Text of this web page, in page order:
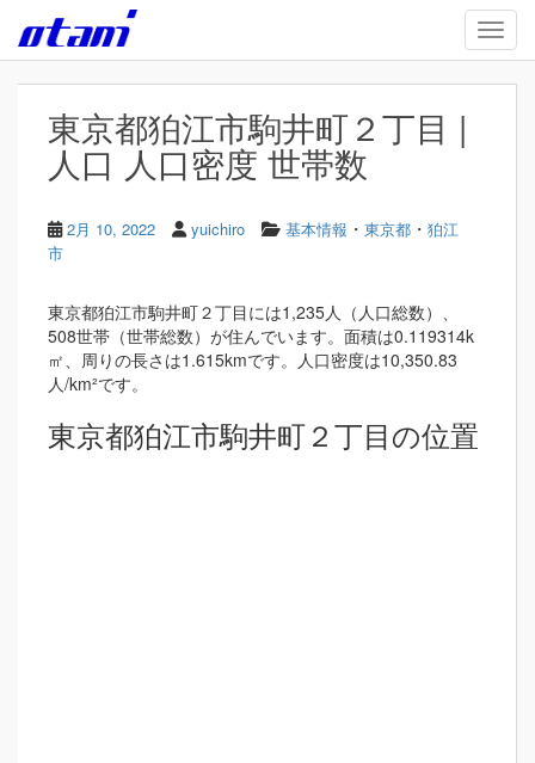
Skip to main content
東京都狛江市駒井町２丁目 |
人口 人口密度 世帯数
2月 10, 2022 yuichiro 基本情報 ・ 東京都 ・ 狛江
市
東京都狛江市駒井町２丁目には1,235人（人口総数）、
508世帯（世帯総数）が住んでいます。面積は0.119314k
㎡、周りの長さは1.615kmです。人口密度は10,350.83
人/km²です。
東京都狛江市駒井町２丁目の位置